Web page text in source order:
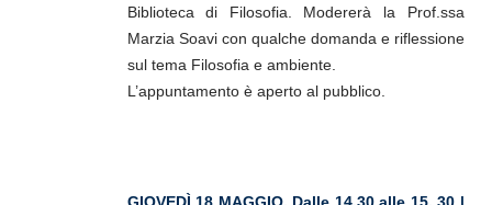
Biblioteca di Filosofia. Modererà la Prof.ssa
Marzia Soavi con qualche domanda e riflessione
sul tema Filosofia e ambiente.
L’appuntamento è aperto al pubblico.
GIOVEDÌ 18 MAGGIO, Dalle 14.30 alle 15. 30 |